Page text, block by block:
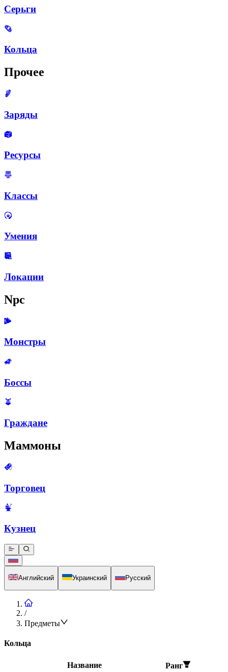
Серьги
Кольца
Прочее
Заряды
Ресурсы
Классы
Умения
Локации
Npc
Монстры
Боссы
Граждане
Маммоны
Торговец
Кузнец
Английский Украинский Русский
/
Предметы
Кольца
Название Ранг